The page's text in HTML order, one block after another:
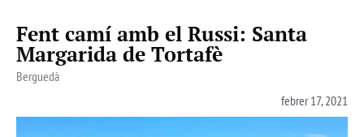
Fent camí amb el Russi: Santa
Margarida de Tortafè
Berguedà
febrer 17, 2021